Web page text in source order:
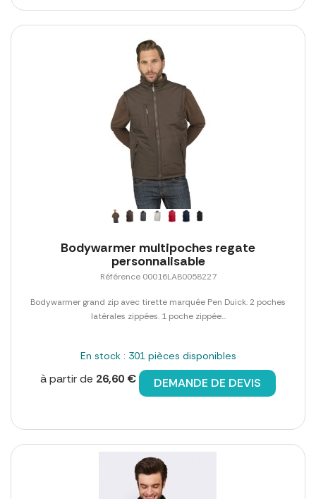
Bodywarmer multipoches regate
personnalisable
Référence 00016LAB0058227
Bodywarmer grand zip avec tirette marquée Pen Duick. 2 poches
latérales zippées. 1 poche zippée...
En stock : 301 pièces disponibles
à partir de 26,60 € DEMANDE DE DEVIS